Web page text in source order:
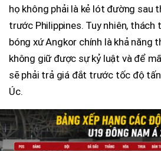
họ không phải là kẻ lót đường sau
trước Philippines. Tuy nhiên, thách
bóng xứ Angkor chính là khả năng
không giữ được sự kỷ luật và để
sẽ phải trả giá đắt trước tốc độ
Úc.